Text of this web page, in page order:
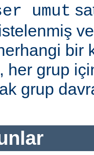
umut
bir
her grup
grup